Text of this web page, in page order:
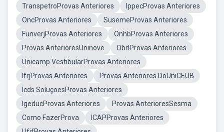
TranspetroProvas Anteriores
IppecProvas Anteriores
OncProvas Anteriores
SusemeProvas Anteriores
FunverjProvas Anteriores
OnhbProvas Anteriores
Provas AnterioresUninove
ObrlProvas Anteriores
Unicamp VestibularProvas Anteriores
IfrjProvas Anteriores
Provas Anteriores DoUniCEUB
Icds SoluçoesProvas Anteriores
IgeducProvas Anteriores
Provas AnterioresSesma
Como FazerProva
ICAPProvas Anteriores